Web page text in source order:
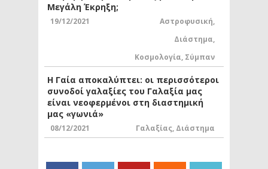
Μεγάλη Έκρηξη;
19/12/2021 Αστροφυσική,
Διάστημα,
Κοσμολογία, Σύμπαν
Η Γαία αποκαλύπτει: οι περισσότεροι
συνοδοί γαλαξίες του Γαλαξία μας
είναι νεοφερμένοι στη διαστημική
μας «γωνιά»
08/12/2021 Γαλαξίας, Διάστημα